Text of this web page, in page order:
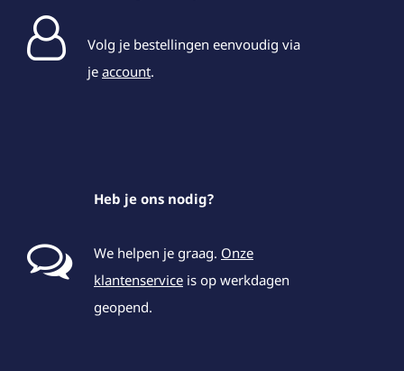
Volg je bestellingen eenvoudig via
je account.
Heb je ons nodig?
We helpen je graag. Onze
klantenservice is op werkdagen
geopend.